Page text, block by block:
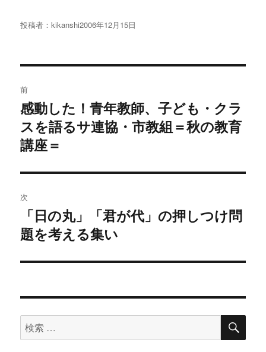
投稿者：kikanshi投
2006年12月15日
稿
ナ
ビ
ゲ
ー
シ
前
過
去
の
稿:
感動した！青年教師、子ども・クラ
スを語るサ連協・市教組＝秋の教育
講座＝
次
次
の
稿:
「日の丸」「君が代」の押しつけ問
題を考える集い
検
索
検